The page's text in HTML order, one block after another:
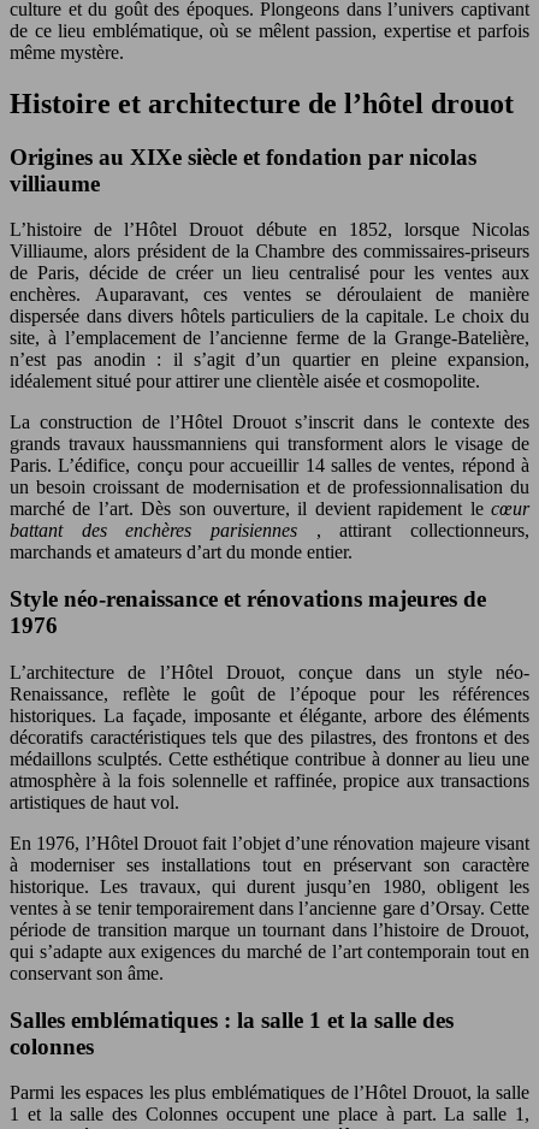
culture et du goût des époques. Plongeons dans l’univers captivant
de ce lieu emblématique, où se mêlent passion, expertise et parfois
même mystère.
Histoire et architecture de l’hôtel drouot
Origines au XIXe siècle et fondation par nicolas
villiaume
L’histoire de l’Hôtel Drouot débute en 1852, lorsque Nicolas
Villiaume, alors président de la Chambre des commissaires-priseurs
de Paris, décide de créer un lieu centralisé pour les ventes aux
enchères. Auparavant, ces ventes se déroulaient de manière
dispersée dans divers hôtels particuliers de la capitale. Le choix du
site, à l’emplacement de l’ancienne ferme de la Grange-Batelière,
n’est pas anodin : il s’agit d’un quartier en pleine expansion,
idéalement situé pour attirer une clientèle aisée et cosmopolite.
La construction de l’Hôtel Drouot s’inscrit dans le contexte des
grands travaux haussmanniens qui transforment alors le visage de
Paris. L’édifice, conçu pour accueillir 14 salles de ventes, répond à
un besoin croissant de modernisation et de professionnalisation du
marché de l’art. Dès son ouverture, il devient rapidement le cœur
battant des enchères parisiennes , attirant collectionneurs,
marchands et amateurs d’art du monde entier.
Style néo-renaissance et rénovations majeures de
1976
L’architecture de l’Hôtel Drouot, conçue dans un style néo-
Renaissance, reflète le goût de l’époque pour les références
historiques. La façade, imposante et élégante, arbore des éléments
décoratifs caractéristiques tels que des pilastres, des frontons et des
médaillons sculptés. Cette esthétique contribue à donner au lieu une
atmosphère à la fois solennelle et raffinée, propice aux transactions
artistiques de haut vol.
En 1976, l’Hôtel Drouot fait l’objet d’une rénovation majeure visant
à moderniser ses installations tout en préservant son caractère
historique. Les travaux, qui durent jusqu’en 1980, obligent les
ventes à se tenir temporairement dans l’ancienne gare d’Orsay. Cette
période de transition marque un tournant dans l’histoire de Drouot,
qui s’adapte aux exigences du marché de l’art contemporain tout en
conservant son âme.
Salles emblématiques : la salle 1 et la salle des
colonnes
Parmi les espaces les plus emblématiques de l’Hôtel Drouot, la salle
1 et la salle des Colonnes occupent une place à part. La salle 1,